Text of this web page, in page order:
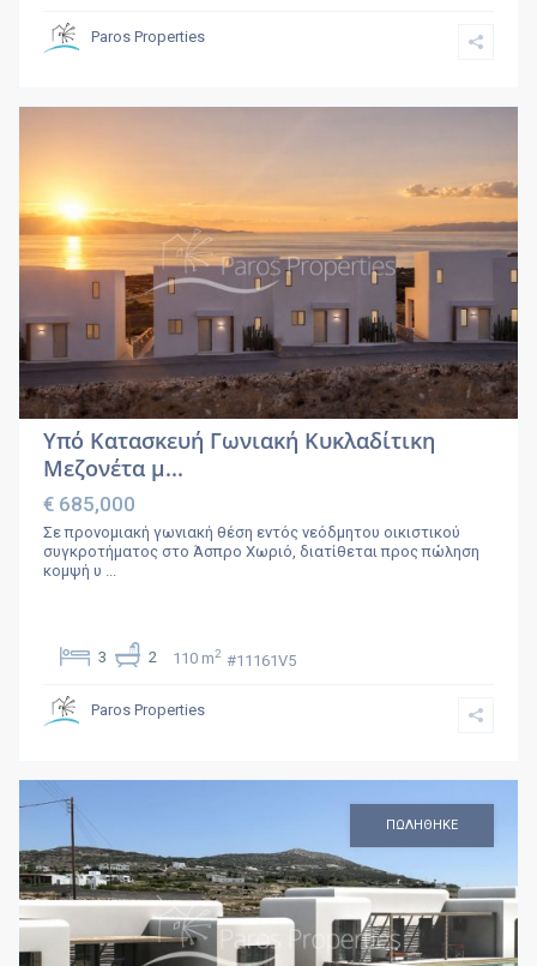
Paros Properties
Υπό Κατασκευή Γωνιακή Κυκλαδίτικη
Μεζονέτα μ...
€ 685,000
Σε προνομιακή γωνιακή θέση εντός νεόδμητου οικιστικού
συγκροτήματος στο Άσπρο Χωριό, διατίθεται προς πώληση
κομψή υ ...
3 2 110 m2 #11161V5
Paros Properties
ΠΩΛΗΘΗΚΕ